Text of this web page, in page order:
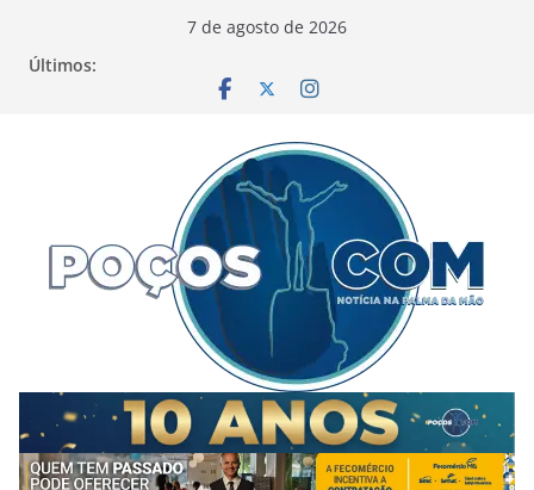
7 de agosto de 2026
Últimos: